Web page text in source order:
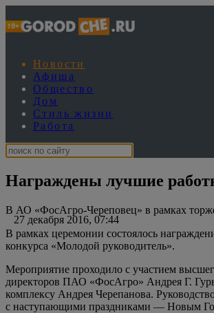
Новости
Афиша
Общество
Дом
Стиль жизни
Работа
Награждены лучшие
27 декабря 2016, 07:44
В АО «ФосАгро-Череповец» в рамках
В рамках церемонии состоялось
конкурса «Молодой руководитель».
Мероприятие проходило с участием
директоров ПАО «ФосАгро» Андрея Г.
комплексу Андрея Черепанова.
с наступающими праздниками — Новым